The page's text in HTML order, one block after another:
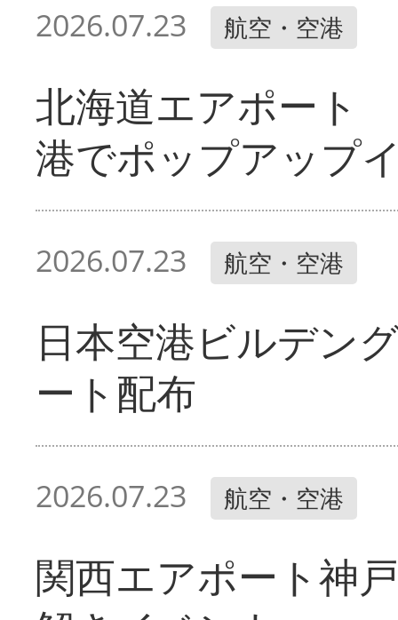
2026.07.23 航空・空港
北海道エアポート
港でポップアップ
2026.07.23 航空・空港
日本空港ビルデン
ート配布
2026.07.23 航空・空港
関西エアポート神